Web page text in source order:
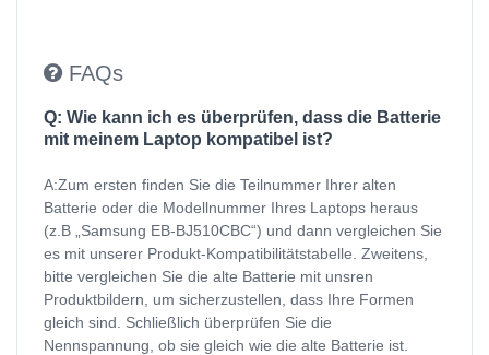
FAQs
Q: Wie kann ich es überprüfen, dass die Batterie
mit meinem Laptop kompatibel ist?
A:Zum ersten finden Sie die Teilnummer Ihrer alten
Batterie oder die Modellnummer Ihres Laptops heraus
(z.B „Samsung EB-BJ510CBC“) und dann vergleichen Sie
es mit unserer Produkt-Kompatibilitätstabelle. Zweitens,
bitte vergleichen Sie die alte Batterie mit unsren
Produktbildern, um sicherzustellen, dass Ihre Formen
gleich sind. Schließlich überprüfen Sie die
Nennspannung, ob sie gleich wie die alte Batterie ist.